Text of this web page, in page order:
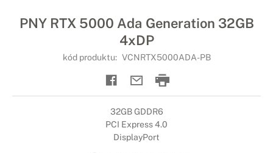
PNY RTX 5000 Ada Generation 32GB
4xDP
kód produktu: VCNRTX5000ADA-PB
32GB GDDR6
PCI Express 4.0
DisplayPort